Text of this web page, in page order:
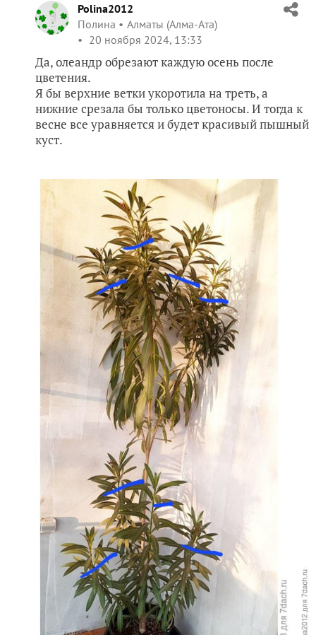
Polina2012
Полина
Алматы (Алма-Ата)
20 ноября 2024, 13:33
Да, олеандр обрезают каждую осень после
цветения.
Я бы верхние ветки укоротила на треть, а
нижние срезала бы только цветоносы. И тогда к
весне все уравняется и будет красивый пышный
куст.